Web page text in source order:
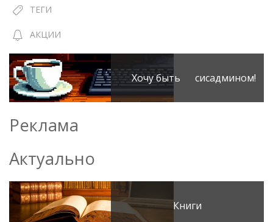
ТЕГИ
АКЦИИ
Хочу быть сисадмином!
Реклама
Актуально
Книги